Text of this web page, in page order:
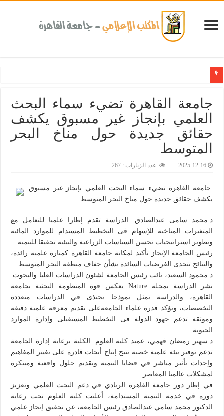
جامعة القاهرة تضيء سماء البحث
العلمي بإنجاز غير مسبوق يكشف
حقائق جديدة حول مناخ البحر
المتوسط‎
2025-12-16 عدد الزيارات : 267
جامعة القاهرة تضيء سماء البحث العلمي بإنجاز غير مسبوق
يكشف حقائق جديدة حول مناخ البحر المتوسط
د.محمد سامى عبدالصادق: الدراسة تقدم إطارا علميا للتعامل مع
المتغيرات المناخية للإسهام فى التخطيط المستدام للموارد المائية
وتطوير استراتيجيات تحسن السياسات الزراعية والبيئية تحقيقا للتنمية.
رئيس الجامعة:الإنجاز تأكيد لمكانة جامعة القاهرة كمنارة علمية رائدة،
والتتائج تتحدى الفرضيات السائدة بشأن جفاف منطقة البحر المتوسط.
د.محمود السعيد، نائب رئيس الجامعة لشئون الدراسات العليا والبحوث:
نشر الدراسة بمجلة Nature يعكس قوة المنظومة البحثية بجامعة
القاهرة، والدراسة تمثل نموذجا يحتذى في الدراسات متعددة
التخصصات، وتؤكد قدرة علماء الجامعةعلى تقديم معرفة علمية دقيقة
وموثقة تدعم جهود الدولة فى التخطيط المستقبلى وإدارة الموارد
الحيوية.
د.سهير رمضان فهمي، عميد كلية العلوم: الكلية برعاية إدارة الجامعة
تدعم توفير بيئة علمية خصبة تتيح إنتاج أبحاث قادرة على تغيير المفاهيم
وإحداث تأثير مباشر في قضايا التنمية وتقديم حلول واقعية ومبتكرة
لمشكلات عالمنا المعاصر.
في إطار دور جامعة القاهرة الريادي في دعم البحث العلمي وتعزيز
دوره في خدمة التنمية المستدامة، أعلنت كلية العلوم تحت رعاية
الدكتور محمد سامي عبدالصادق رئيس الجامعة، عن تحقيق إنجاز علمي